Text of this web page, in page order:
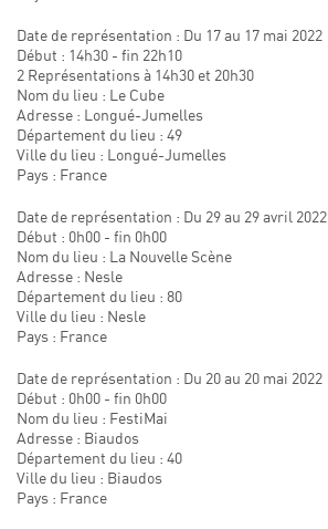
Date de représentation : Du 17 au 17 mai 2022
Début : 14h30 - fin 22h10
2 Représentations à 14h30 et 20h30
Nom du lieu : Le Cube
Adresse : Longué-Jumelles
Département du lieu : 49
Ville du lieu : Longué-Jumelles
Pays : France
Date de représentation : Du 29 au 29 avril 2022
Début : 0h00 - fin 0h00
Nom du lieu : La Nouvelle Scène
Adresse : Nesle
Département du lieu : 80
Ville du lieu : Nesle
Pays : France
Date de représentation : Du 20 au 20 mai 2022
Début : 0h00 - fin 0h00
Nom du lieu : FestiMai
Adresse : Biaudos
Département du lieu : 40
Ville du lieu : Biaudos
Pays : France